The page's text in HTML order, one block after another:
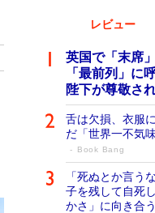
レビュー
英国で「末席
「最前列」に
陛下が尊敬さ
舌は欠損、衣服
だ「世界一不気
Book Bang
「死ぬとか言う
子を残して自死
かさ」に向き合